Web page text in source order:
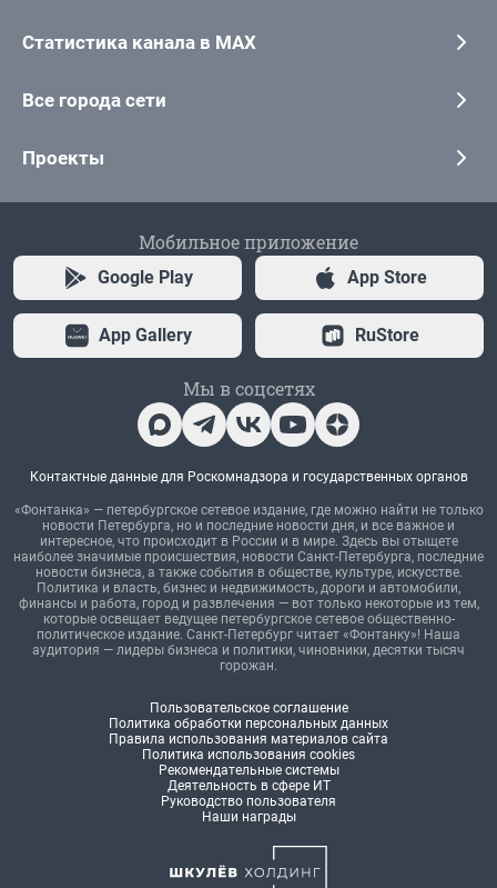
Статистика канала в MAX
Все города сети
Проекты
Мобильное приложение
Google Play App Store
App Gallery RuStore
Мы в соцсетях
Контактные данные для Роскомнадзора и государственных органов
«Фонтанка» — петербургское сетевое издание, где можно найти не только
новости Петербурга, но и последние новости дня, и все важное и
интересное, что происходит в России и в мире. Здесь вы отыщете
наиболее значимые происшествия, новости Санкт-Петербурга, последние
новости бизнеса, а также события в обществе, культуре, искусстве.
Политика и власть, бизнес и недвижимость, дороги и автомобили,
финансы и работа, город и развлечения — вот только некоторые из тем,
которые освещает ведущее петербургское сетевое общественно-
политическое издание. Санкт-Петербург читает «Фонтанку»! Наша
аудитория — лидеры бизнеса и политики, чиновники, десятки тысяч
горожан.
Пользовательское соглашение
Политика обработки персональных данных
Правила использования материалов сайта
Политика использования cookies
Рекомендательные системы
Деятельность в сфере ИТ
Руководство пользователя
Наши награды